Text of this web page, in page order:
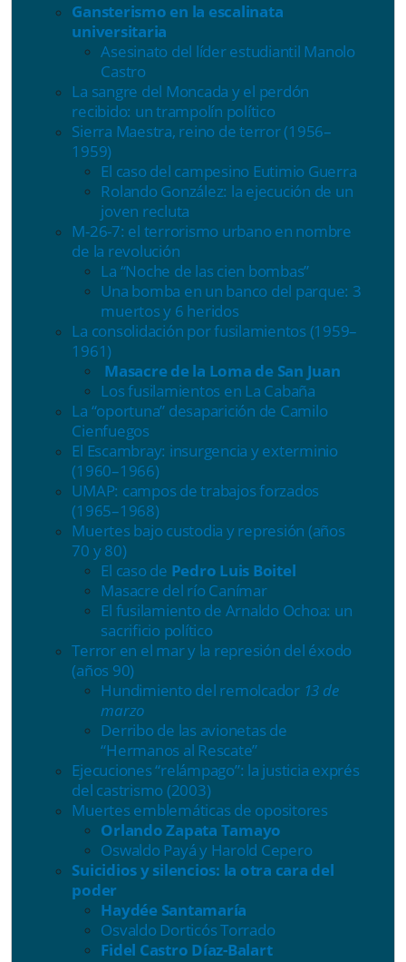
Gansterismo en la escalinata
universitaria
Asesinato del líder estudiantil Manolo
Castro
La sangre del Moncada y el perdón
recibido: un trampolín político
Sierra Maestra, reino de terror (1956–
1959)
El caso del campesino Eutimio Guerra
Rolando González: la ejecución de un
joven recluta
M-26-7: el terrorismo urbano en nombre
de la revolución
La “Noche de las cien bombas”
Una bomba en un banco del parque: 3
muertos y 6 heridos
La consolidación por fusilamientos (1959–
1961)
Masacre de la Loma de San Juan
Los fusilamientos en La Cabaña
La “oportuna” desaparición de Camilo
Cienfuegos
El Escambray: insurgencia y exterminio
(1960–1966)
UMAP: campos de trabajos forzados
(1965–1968)
Muertes bajo custodia y represión (años
70 y 80)
El caso de Pedro Luis Boitel
Masacre del río Canímar
El fusilamiento de Arnaldo Ochoa: un
sacrificio político
Terror en el mar y la represión del éxodo
(años 90)
Hundimiento del remolcador13 de
marzo
Derribo de las avionetas de
“Hermanos al Rescate”
Ejecuciones “relámpago”: la justicia exprés
del castrismo (2003)
Muertes emblemáticas de opositores
Orlando Zapata Tamayo
Oswaldo Payá y Harold Cepero
Suicidios y silencios: la otra cara del
poder
Haydée Santamaría
Osvaldo Dorticós Torrado
Fidel Castro Díaz-Balart